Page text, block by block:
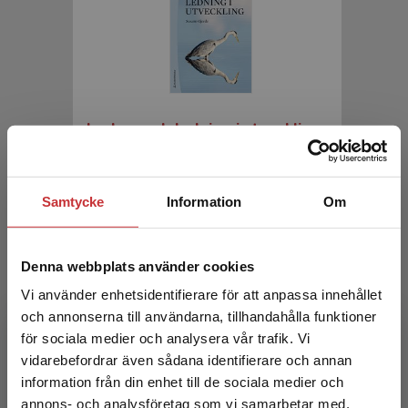
Samtycke Information Om
Denna webbplats använder cookies
Vi använder enhetsidentifierare för att anpassa innehållet
och annonserna till användarna, tillhandahålla funktioner
för sociala medier och analysera vår trafik. Vi
vidarebefordrar även sådana identifierare och annan
information från din enhet till de sociala medier och
annons- och analysföretag som vi samarbetar med.
Begränsad fraktregion
Ledare och ledning i utveckling
Gjerde, Susann
455 kr
inkl. moms